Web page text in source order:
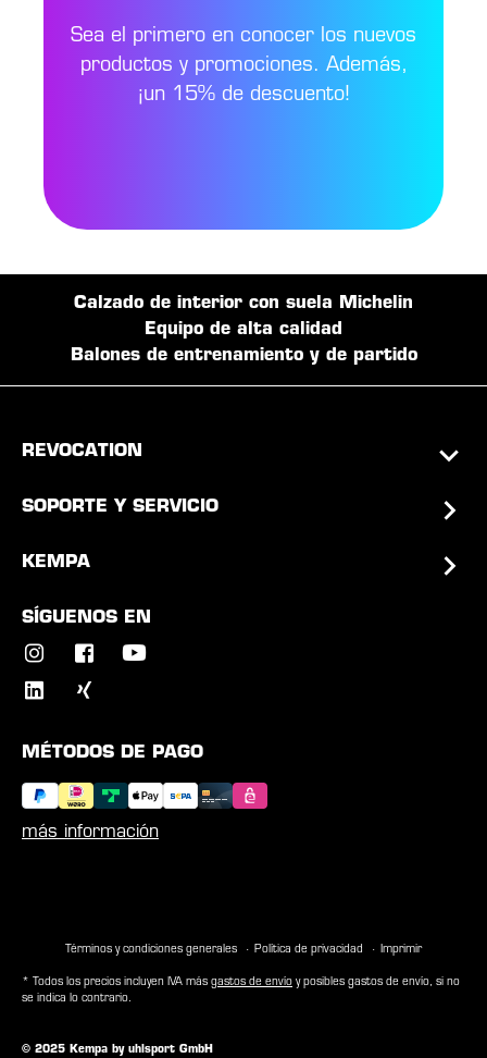
Sea el primero en conocer los nuevos
productos y promociones. Además,
¡un 15% de descuento!
Calzado de interior con suela Michelin
Equipo de alta calidad
Balones de entrenamiento y de partido
REVOCATION
SOPORTE Y SERVICIO
KEMPA
SÍGUENOS EN
MÉTODOS DE PAGO
más información
Términos y condiciones generales Política de privacidad Imprimir
© 2025 Kempa by uhlsport GmbH
* Todos los precios incluyen IVA más gastos de envío y posibles gastos de envío, si no
se indica lo contrario.